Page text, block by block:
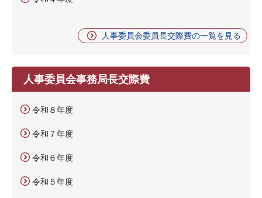
人事委員会委員長交際費の一覧を見る
人事委員会事務局長交際費
令和８年度
令和７年度
令和６年度
令和５年度